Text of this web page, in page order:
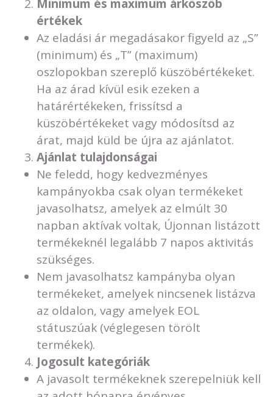
Minimum és maximum árköszöb
értékek
Az eladási ár megadásakor figyeld az „S”
(minimum) és „T” (maximum)
oszlopokban szereplő küszöbértékeket.
Ha az árad kívül esik ezeken a
határértékeken, frissítsd a
küszöbértékeket vagy módosítsd az
árat, majd küld be újra az ajánlatot.
Ajánlat tulajdonságai
Ne feledd, hogy kedvezményes
kampányokba csak olyan termékeket
javasolhatsz, amelyek az elmúlt 30
napban aktívak voltak, Újonnan listázott
termékeknél legalább 7 napos aktivitás
szükséges.
Nem javasolhatsz kampányba olyan
termékeket, amelyek nincsenek listázva
az oldalon, vagy amelyek EOL
státuszúak (véglegesen törölt
termékek).
Jogosult kategóriák
A javasolt termékeknek szerepelniük kell